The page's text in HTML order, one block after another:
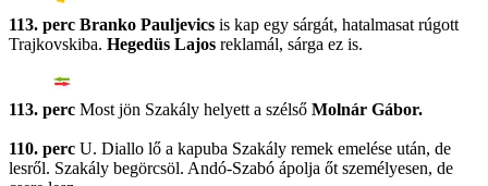
113. perc Branko Pauljevics is kap egy sárgát, hatalmasat rúgott
Trajkovskiba. Hegedüs Lajos reklamál, sárga ez is.
113. perc Most jön Szakály helyett a szélső Molnár Gábor.
110. perc U. Diallo lő a kapuba Szakály remek emelése után, de
lesről. Szakály begörcsöl. Andó-Szabó ápolja őt személyesen, de